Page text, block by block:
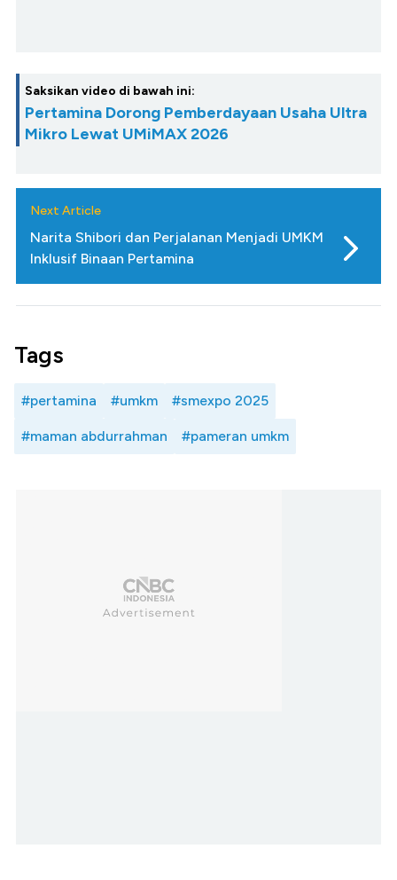
Saksikan video di bawah ini:
Pertamina Dorong Pemberdayaan Usaha Ultra
Mikro Lewat UMiMAX 2026
Next Article
Narita Shibori dan Perjalanan Menjadi UMKM
Inklusif Binaan Pertamina
Tags
#pertamina #umkm #smexpo 2025
#maman abdurrahman #pameran umkm